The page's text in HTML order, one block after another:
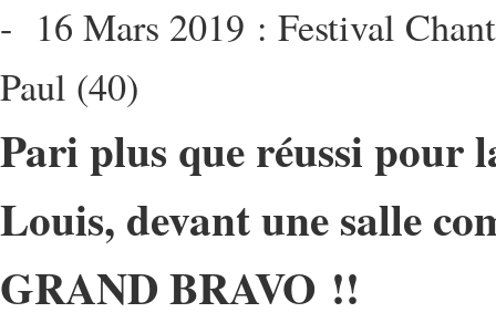
16 Mars 2019 : Festival
Paul (40)
Pari plus que réussi pour
Louis, devant une salle
GRAND BRAVO !!